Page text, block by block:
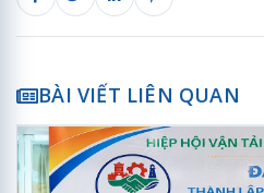
BÀI VIẾT LIÊN QUAN